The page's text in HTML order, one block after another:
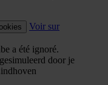
Voir sur
a été ignoré.
door je